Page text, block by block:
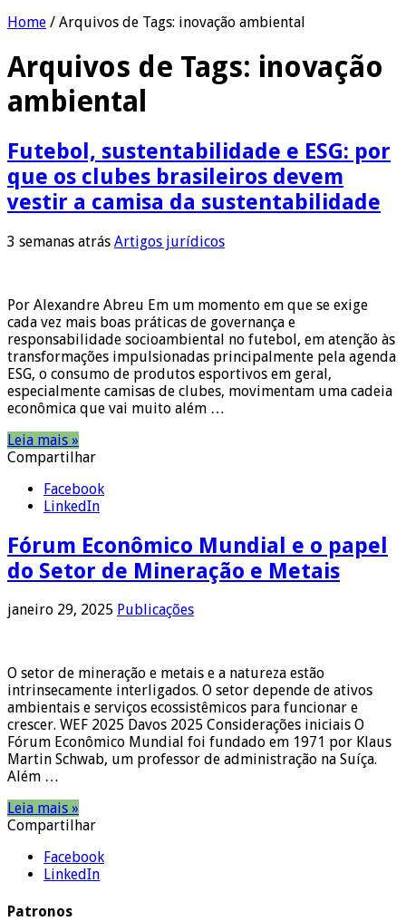
Home / Arquivos de Tags: inovação ambiental
Arquivos de Tags: inovação
ambiental
Futebol, sustentabilidade e ESG: por
que os clubes brasileiros devem
vestir a camisa da sustentabilidade
3 semanas atrás Artigos jurídicos
Por Alexandre Abreu Em um momento em que se exige
cada vez mais boas práticas de governança e
responsabilidade socioambiental no futebol, em atenção às
transformações impulsionadas principalmente pela agenda
ESG, o consumo de produtos esportivos em geral,
especialmente camisas de clubes, movimentam uma cadeia
econômica que vai muito além …
Leia mais »
Compartilhar
Facebook
LinkedIn
Fórum Econômico Mundial e o papel
do Setor de Mineração e Metais
janeiro 29, 2025 Publicações
O setor de mineração e metais e a natureza estão
intrinsecamente interligados. O setor depende de ativos
ambientais e serviços ecossistêmicos para funcionar e
crescer. WEF 2025 Davos 2025 Considerações iniciais O
Fórum Econômico Mundial foi fundado em 1971 por Klaus
Martin Schwab, um professor de administração na Suíça.
Além …
Leia mais »
Compartilhar
Facebook
LinkedIn
Patronos